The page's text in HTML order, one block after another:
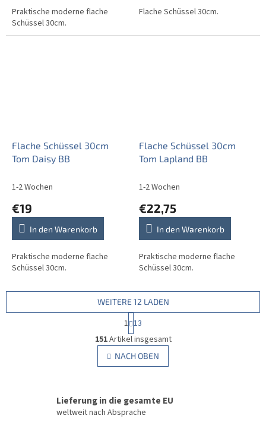
Praktische moderne flache
Schüssel 30cm.
Flache Schüssel 30cm.
Flache Schüssel 30cm
Tom Daisy BB
1-2 Wochen
€19
In den Warenkorb
Praktische moderne flache
Schüssel 30cm.
Flache Schüssel 30cm
Tom Lapland BB
1-2 Wochen
€22,75
In den Warenkorb
Praktische moderne flache
Schüssel 30cm.
S
t
e
u
e
l
WEITERE 12 LADEN
a
g
i
n
i
u
n
g
1 13
151Artikel insgesamt
NACH OBEN
Lieferung in die gesamte EU
weltweit nach Absprache